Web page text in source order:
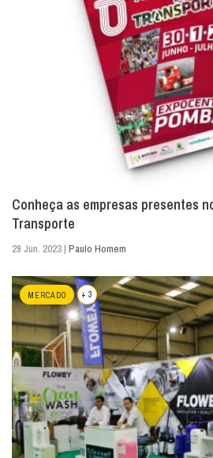
Conheça as empresas presentes
Transporte
29 Jun. 2023 | Paulo Homem
MERCADO + 3